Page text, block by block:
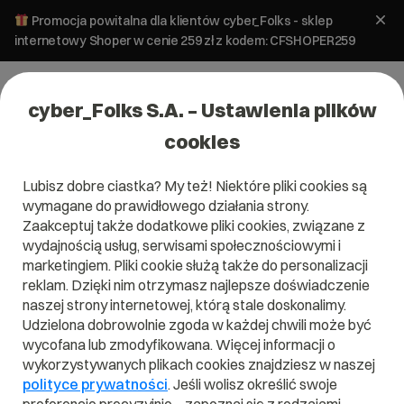
Promocja powitalna dla klientów cyber_Folks - sklep
internetowy Shoper w cenie 259 zł z kodem: CFSHOPER259
Czym jest SFTP?
Przeczytaj czym jestSFTPw naszym słowniku.
Pomoże Ci to lepiej zrozumieć, czym dokładnie jestSFTP
cyber_Folks S.A. – Ustawienia plików
cookies
Lubisz dobre ciastka? My też! Niektóre pliki cookies są
wymagane do prawidłowego działania strony.
Zaakceptuj także dodatkowe pliki cookies, związane z
wydajnością usług, serwisami społecznościowymi i
marketingiem. Pliki cookie służą także do personalizacji
reklam. Dzięki nim otrzymasz najlepsze doświadczenie
naszej strony internetowej, którą stale doskonalimy.
Udzielona dobrowolnie zgoda w każdej chwili może być
wycofana lub zmodyfikowana. Więcej informacji o
wykorzystywanych plikach cookies znajdziesz w naszej
polityce prywatności. Jeśli wolisz określić swoje